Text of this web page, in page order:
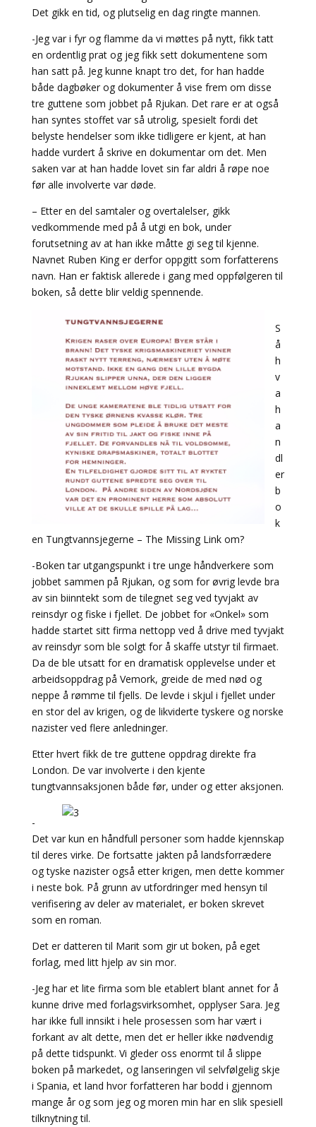
Det gikk en tid, og plutselig en dag ringte mannen.
-Jeg var i fyr og flamme da vi møttes på nytt, fikk tatt
en ordentlig prat og jeg fikk sett dokumentene som
han satt på. Jeg kunne knapt tro det, for han hadde
både dagbøker og dokumenter å vise frem om disse
tre guttene som jobbet på Rjukan. Det rare er at også
han syntes stoffet var så utrolig, spesielt fordi det
belyste hendelser som ikke tidligere er kjent, at han
hadde vurdert å skrive en dokumentar om det. Men
saken var at han hadde lovet sin far aldri å røpe noe
før alle involverte var døde.
– Etter en del samtaler og overtalelser, gikk
vedkommende med på å utgi en bok, under
forutsetning av at han ikke måtte gi seg til kjenne.
Navnet Ruben King er derfor oppgitt som forfatterens
navn. Han er faktisk allerede i gang med oppfølgeren til
boken, så dette blir veldig spennende.
S
å
h
v
a
h
a
n
dl
er
b
o
k
en Tungtvannsjegerne – The Missing Link om?
-Boken tar utgangspunkt i tre unge håndverkere som
jobbet sammen på Rjukan, og som for øvrig levde bra
av sin biinntekt som de tilegnet seg ved tyvjakt av
reinsdyr og fiske i fjellet. De jobbet for «Onkel» som
hadde startet sitt firma nettopp ved å drive med tyvjakt
av reinsdyr som ble solgt for å skaffe utstyr til firmaet.
Da de ble utsatt for en dramatisk opplevelse under et
arbeidsoppdrag på Vemork, greide de med nød og
neppe å rømme til fjells. De levde i skjul i fjellet under
en stor del av krigen, og de likviderte tyskere og norske
nazister ved flere anledninger.
Etter hvert fikk de tre guttene oppdrag direkte fra
London. De var involverte i den kjente
tungtvannsaksjonen både før, under og etter aksjonen.
-
Det var kun en håndfull personer som hadde kjennskap
til deres virke. De fortsatte jakten på landsforrædere
og tyske nazister også etter krigen, men dette kommer
i neste bok. På grunn av utfordringer med hensyn til
verifisering av deler av materialet, er boken skrevet
som en roman.
Det er datteren til Marit som gir ut boken, på eget
forlag, med litt hjelp av sin mor.
-Jeg har et lite firma som ble etablert blant annet for å
kunne drive med forlagsvirksomhet, opplyser Sara. Jeg
har ikke full innsikt i hele prosessen som har vært i
forkant av alt dette, men det er heller ikke nødvendig
på dette tidspunkt. Vi gleder oss enormt til å slippe
boken på markedet, og lanseringen vil selvfølgelig skje
i Spania, et land hvor forfatteren har bodd i gjennom
mange år og som jeg og moren min har en slik spesiell
tilknytning til.